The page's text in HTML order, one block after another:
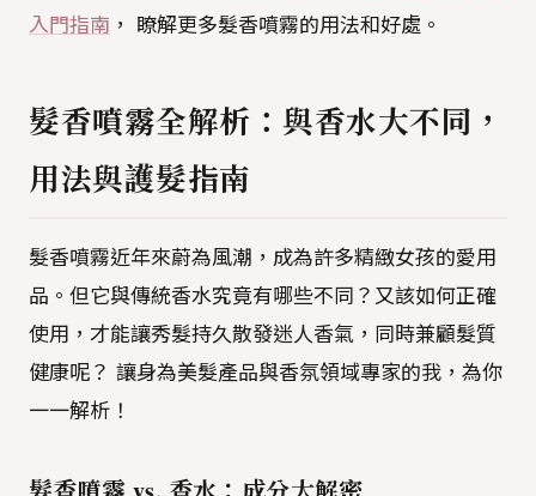
入門指南 ， 瞭解更多髮香噴霧的用法和好處。
髮香噴霧全解析：與香水大不同，
用法與護髮指南
髮香噴霧近年來蔚為風潮，成為許多精緻女孩的愛用
品。但它與傳統香水究竟有哪些不同？又該如何正確
使用，才能讓秀髮持久散發迷人香氣，同時兼顧髮質
健康呢？ 讓身為美髮產品與香氛領域專家的我，為你
一一解析！